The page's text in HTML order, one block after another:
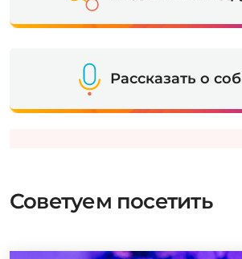
Рассказать о
Советуем посетить